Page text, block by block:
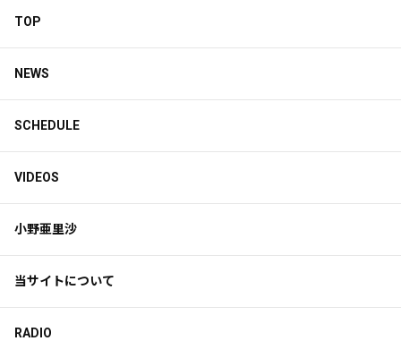
TOP
NEWS
SCHEDULE
VIDEOS
小野亜里沙
当サイトについて
RADIO